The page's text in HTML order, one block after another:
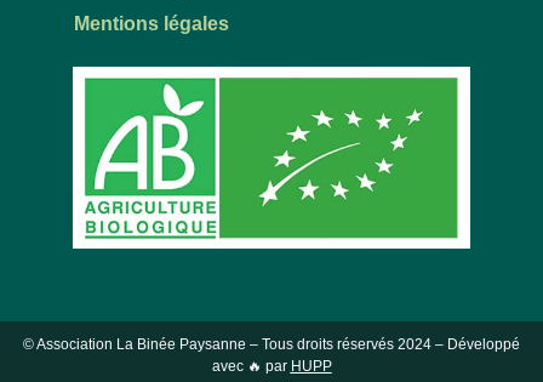
Mentions légales
© Association La Binée Paysanne – Tous droits réservés 2024 – Développé
avec 🔥 par HUPP